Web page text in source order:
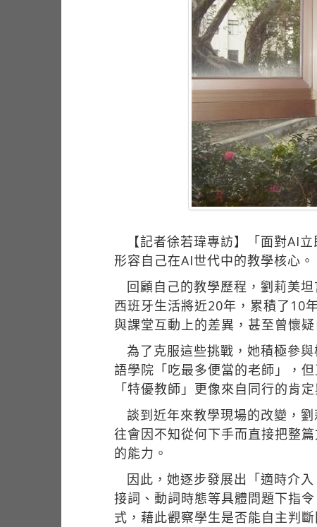
【記者徐若瑋專訪】「面對AI
形容自己在AI世代中的教學核心。
回顧自己的教學歷程，劉莉美
西班牙生活將近20年，累積了10
與課堂互動上的差異，甚至曾懷
為了克服這些挑戰，她積極參
語學院「吃最多便當的老師」，
「特優教師」更像來自同行的肯
談到近年來教學現場的改變，
往會因不知從何下手而直接把整
的能力。
因此，她逐步發展出「適時介
接詞、動詞時態等具體問題下指
式，藉此觀察學生是否能自主判